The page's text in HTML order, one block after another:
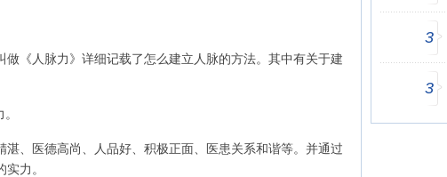
《人脉力》详细记载了怎么建立人脉的方法。其中有关于建
、医德高尚、人品好、积极正面、医患关系和谐等。并通过
力。
3
3